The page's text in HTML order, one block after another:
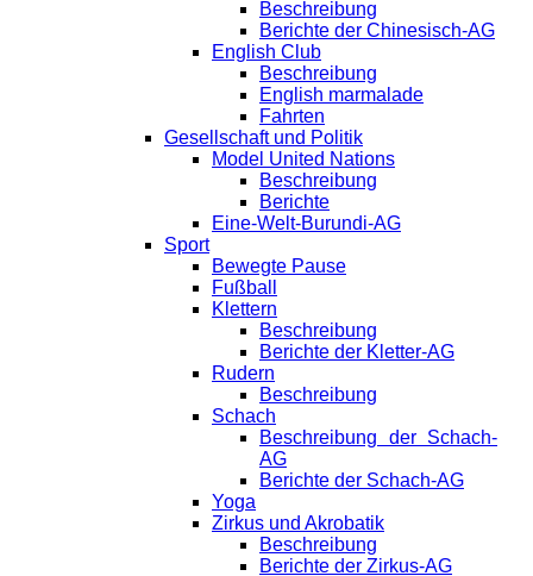
Beschreibung
Berichte der Chinesisch-AG
English Club
Beschreibung
English marmalade
Fahrten
Gesellschaft und Politik
Model United Nations
Beschreibung
Berichte
Eine-Welt-Burundi-AG
Sport
Bewegte Pause
Fußball
Klettern
Beschreibung
Berichte der Kletter-AG
Rudern
Beschreibung
Schach
Beschreibung der Schach-
AG
Berichte der Schach-AG
Yoga
Zirkus und Akrobatik
Beschreibung
Berichte der Zirkus-AG